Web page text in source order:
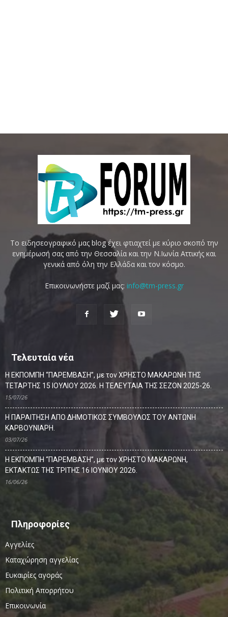
Το ειδησεογραφικό μας blog έχει φτιαχτεί με κύριο σκοπό την
ενημέρωσή σας από την Θεσσαλία και την Ν.Ιωνία Αττικής και
γενικά από όλη την Ελλάδα και τον κόσμο.
Επικοινωνήστε μαζί μας: info@tm-press.gr
Τελευταία νέα
Η ΕΚΠΟΜΠΗ “ΠΑΡΕΜΒΑΣΗ”, με τον ΧΡΗΣΤΟ ΜΑΚΑΡΩΝΗ ΤΗΣ
ΤΕΤΑΡΤΗΣ 15 ΙΟΥΛΙΟΥ 2026. Η ΤΕΛΕΥΤΑΙΑ ΤΗΣ ΣΕΖΟΝ 2025-26.
15/07/26
Η ΠΑΡΑΙΤΗΣΗ ΑΠΟ ΔΗΜΟΤΙΚΟΣ ΣΥΜΒΟΥΛΟΣ ΤΟΥ ΑΝΤΩΝΗ
ΚΑΡΒΟΥΝΙΑΡΗ.
03/07/26
Η ΕΚΠΟΜΠΗ “ΠΑΡΕΜΒΑΣΗ”, με τον ΧΡΗΣΤΟ ΜΑΚΑΡΩΝΗ,
ΕΚΤΑΚΤΩΣ ΤΗΣ ΤΡΙΤΗΣ 16 ΙΟΥΝΙΟΥ 2026.
16/06/26
Πληροφορίες
Αγγελίες
Καταχώρηση αγγελίας
Ευκαιρίες αγοράς
Πολιτική Απορρήτου
Επικοινωνία